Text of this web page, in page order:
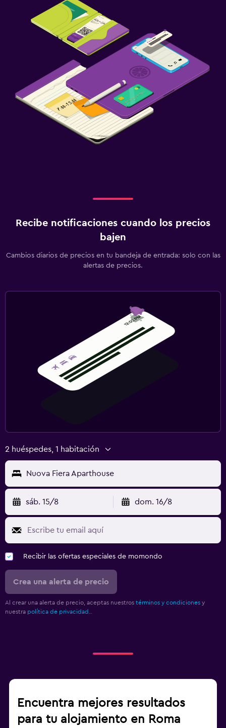
Recibe notificaciones cuando los precios
bajen
Cambios diarios de precios en tu bandeja de entrada: solo con las
alertas de precios.
2 huéspedes, 1 habitación
Nuova Fiera Aparthouse
sáb. 15/8 dom. 16/8
Recibir las ofertas especiales de momondo
Crea una alerta de precio
Al crear una alerta de precio, aceptas nuestros términos y condiciones y
nuestra política de privacidad.
Encuentra mejores resultados
para tu alojamiento en Roma